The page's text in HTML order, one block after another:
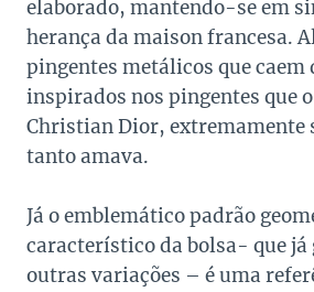
elaborado, mantendo-se em
herança da maison francesa.
pingentes metálicos que caem
inspirados nos pingentes que
Christian Dior, extremamente
tanto amava.
Já o emblemático padrão
característico da bolsa- que já
outras variações – é uma